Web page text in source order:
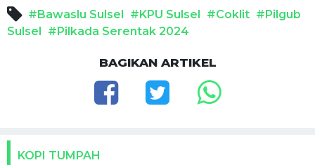
#Bawaslu Sulsel #KPU Sulsel #Coklit #Pilgub
Sulsel #Pilkada Serentak 2024
BAGIKAN ARTIKEL
KOPI TUMPAH